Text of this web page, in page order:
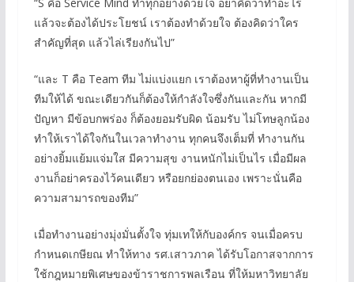
แล้วจะต้องได้ประโยชน์ เราต้องทำด้วยใจ ต้องคิดว่าใคร
สำคัญที่สุด แล้วไล่เรียงกันไป”
“และ T คือ Team ทีม ไม่แบ่งแยก เราต้องหาผู้ที่ทำงานเป็น
ทีมให้ได้ ขณะเดียวกันก็ต้องให้กำลังใจซึ่งกันและกัน หากมี
ปัญหา มีข้อบกพร่อง ก็ต้องยอมรับผิด น้อมรับ ไม่โทษลูกน้อง
ทำให้เราได้ใจกันในเวลาทำงาน ทุกคนจึงเต็มที่ ทำงานกัน
อย่างยิ้มแย้มแจ่มใส มีความสุข งานหนักไม่เป็นไร เมื่อมีผล
งานก็อย่าครองไว้คนเดียว หรือยกย่องตนเอง เพราะนั่นคือ
ความสามารถของทีม”
เมื่อทำงานอย่างมุ่งมั่นตั้งใจ ทุ่มเทให้กับองค์กร จนเมื่อครบ
กำหนดเกษียณ ทำให้ทาง รศ.เสาวภาค ได้รับโอกาสจากการ
ใช้กฎหมายพิเศษของข้าราชการพลเรือน ที่ให้มหาวิทยาลัย